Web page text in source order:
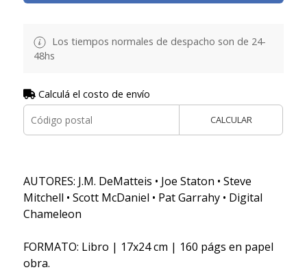
Los tiempos normales de despacho son de 24-
48hs
Calculá el costo de envío
CALCULAR
AUTORES: J.M. DeMatteis • Joe Staton • Steve
Mitchell • Scott McDaniel • Pat Garrahy • Digital
Chameleon
FORMATO: Libro | 17x24 cm | 160 págs en papel
obra.